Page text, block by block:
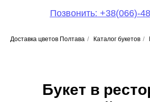
Позвонить: +38(066)-
Доставка цветов Полтава / Каталог букетов /
Букет в